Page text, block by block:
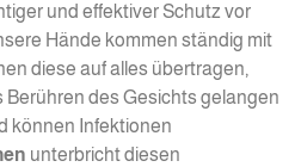
und effektiver Schutz vor
Hände kommen ständig mit
diese auf alles übertragen,
Berühren des Gesichts gelangen
können Infektionen
unterbricht diesen